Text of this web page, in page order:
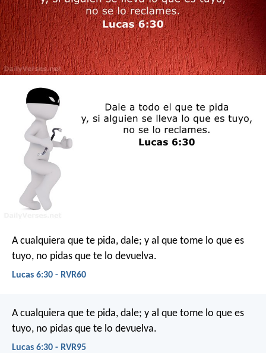
A cualquiera que te pida, dale; y al que tome lo que es
tuyo, no pidas que te lo devuelva.
Lucas 6:30 - RVR60
A cualquiera que te pida, dale; y al que tome lo que es
tuyo, no pidas que te lo devuelva.
Lucas 6:30 - RVR95